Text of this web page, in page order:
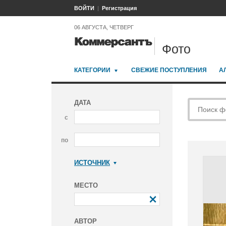
ВОЙТИ Регистрация
06 АВГУСТА, ЧЕТВЕРГ
Фото
КАТЕГОРИИ СВЕЖИЕ ПОСТУПЛЕНИЯ
ДАТА
с
по
ИСТОЧНИК
МЕСТО
АВТОР